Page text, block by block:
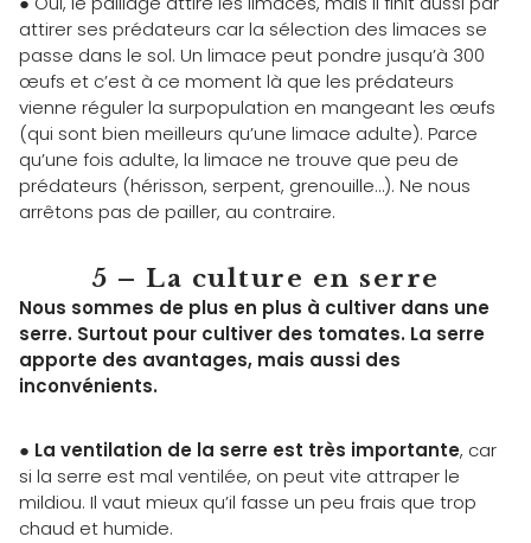
attirer ses prédateurs car la sélection des limaces se
passe dans le sol. Un limace peut pondre jusqu’à 300
œufs et c’est à ce moment là que les prédateurs
vienne réguler la surpopulation en mangeant les œufs
(qui sont bien meilleurs qu’une limace adulte). Parce
qu’une fois adulte, la limace ne trouve que peu de
prédateurs (hérisson, serpent, grenouille…). Ne nous
arrêtons pas de pailler, au contraire.
5 – La culture en serre
Nous sommes de plus en plus à cultiver dans une
serre. Surtout pour cultiver des tomates. La serre
apporte des avantages, mais aussi des
inconvénients.
● La ventilation de la serre est très importante, car
si la serre est mal ventilée, on peut vite attraper le
mildiou. Il vaut mieux qu’il fasse un peu frais que trop
chaud et humide.